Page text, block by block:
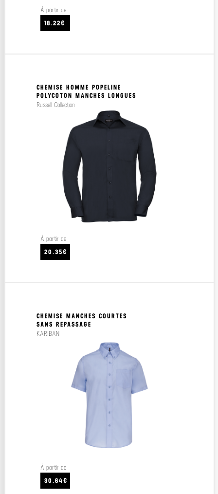
À partir de
18.22€
CHEMISE HOMME POPELINE
POLYCOTON MANCHES LONGUES
Russell Collection
À partir de
20.35€
CHEMISE MANCHES COURTES
SANS REPASSAGE
KARIBAN
À partir de
30.64€